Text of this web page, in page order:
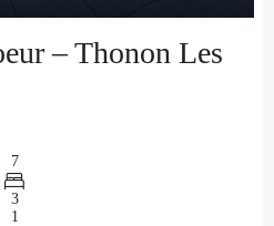
– Thonon Les
7
3
1